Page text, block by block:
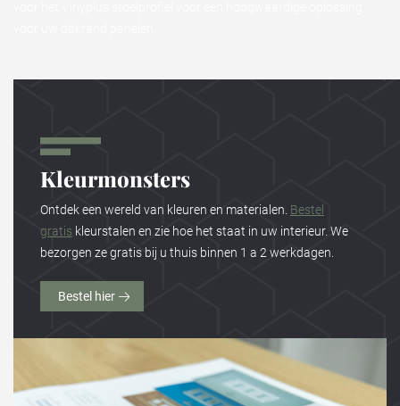
Kleurmonsters
Ontdek een wereld van kleuren en materialen. Bestel
gratis kleurstalen en zie hoe het staat in uw interieur. We
bezorgen ze gratis bij u thuis binnen 1 a 2 werkdagen.
Bestel hier